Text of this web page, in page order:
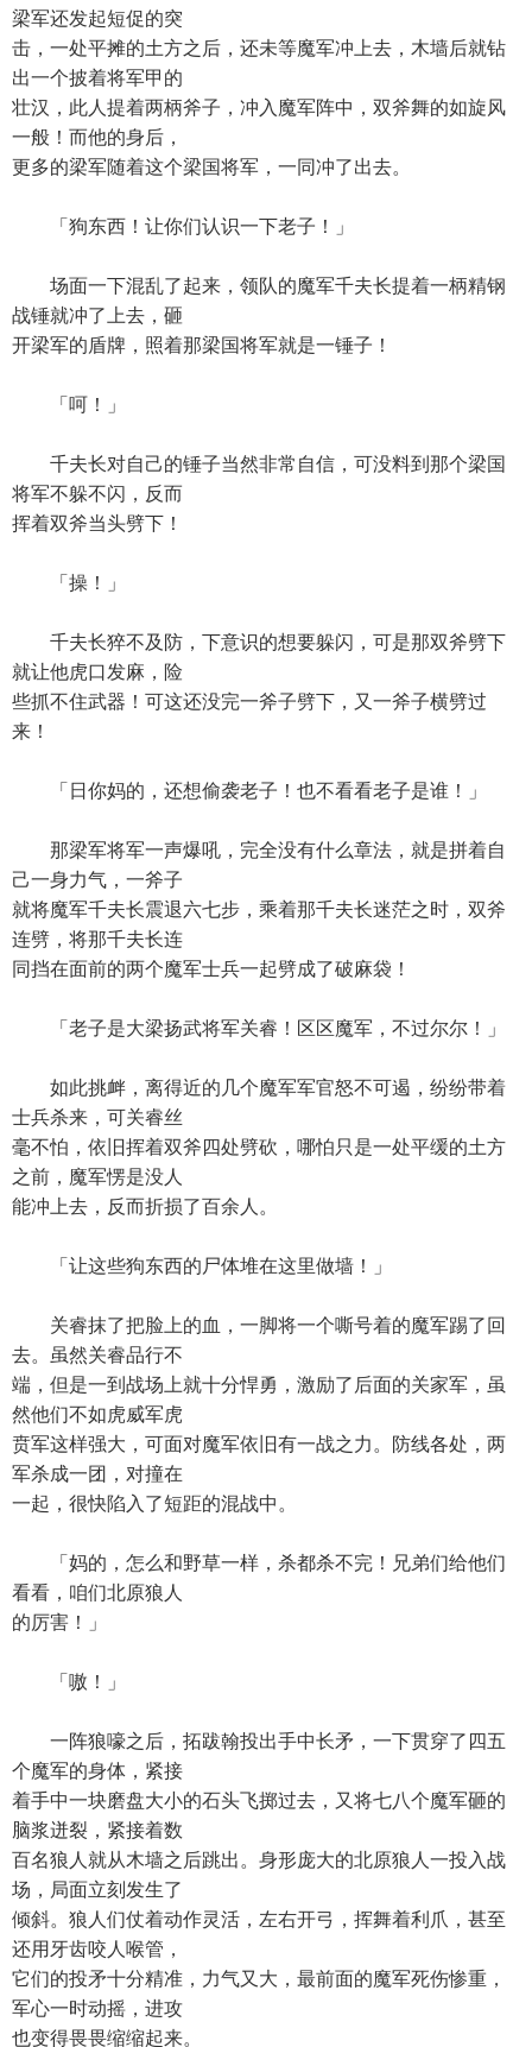
梁军还发起短促的突
击，一处平摊的土方之后，还未等魔军冲上去，木墙后就钻
出一个披着将军甲的
壮汉，此人提着两柄斧子，冲入魔军阵中，双斧舞的如旋风
一般！而他的身后，
更多的梁军随着这个梁国将军，一同冲了出去。
「狗东西！让你们认识一下老子！」
场面一下混乱了起来，领队的魔军千夫长提着一柄精钢
战锤就冲了上去，砸
开梁军的盾牌，照着那梁国将军就是一锤子！
「呵！」
千夫长对自己的锤子当然非常自信，可没料到那个梁国
将军不躲不闪，反而
挥着双斧当头劈下！
「操！」
千夫长猝不及防，下意识的想要躲闪，可是那双斧劈下
就让他虎口发麻，险
些抓不住武器！可这还没完一斧子劈下，又一斧子横劈过
来！
「日你妈的，还想偷袭老子！也不看看老子是谁！」
那梁军将军一声爆吼，完全没有什么章法，就是拼着自
己一身力气，一斧子
就将魔军千夫长震退六七步，乘着那千夫长迷茫之时，双斧
连劈，将那千夫长连
同挡在面前的两个魔军士兵一起劈成了破麻袋！
「老子是大梁扬武将军关睿！区区魔军，不过尔尔！」
如此挑衅，离得近的几个魔军军官怒不可遏，纷纷带着
士兵杀来，可关睿丝
毫不怕，依旧挥着双斧四处劈砍，哪怕只是一处平缓的土方
之前，魔军愣是没人
能冲上去，反而折损了百余人。
「让这些狗东西的尸体堆在这里做墙！」
关睿抹了把脸上的血，一脚将一个嘶号着的魔军踢了回
去。虽然关睿品行不
端，但是一到战场上就十分悍勇，激励了后面的关家军，虽
然他们不如虎威军虎
贲军这样强大，可面对魔军依旧有一战之力。防线各处，两
军杀成一团，对撞在
一起，很快陷入了短距的混战中。
「妈的，怎么和野草一样，杀都杀不完！兄弟们给他们
看看，咱们北原狼人
的厉害！」
「嗷！」
一阵狼嚎之后，拓跋翰投出手中长矛，一下贯穿了四五
个魔军的身体，紧接
着手中一块磨盘大小的石头飞掷过去，又将七八个魔军砸的
脑浆迸裂，紧接着数
百名狼人就从木墙之后跳出。身形庞大的北原狼人一投入战
场，局面立刻发生了
倾斜。狼人们仗着动作灵活，左右开弓，挥舞着利爪，甚至
还用牙齿咬人喉管，
它们的投矛十分精准，力气又大，最前面的魔军死伤惨重，
军心一时动摇，进攻
也变得畏畏缩缩起来。